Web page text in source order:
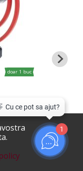
doar 1 buc
1